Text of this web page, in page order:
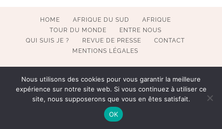
HOME AFRIQUE DU SUD
AFRIQUE
TOUR DU MONDE
ENTRE NOUS
QUI SUIS JE ?
REVUE DE PRESSE
CONTACT
MENTIONS LÉGALES
COPYRIGHT 2017-2023 POESY BY SOPHIE. ALL RIGHTS
RESERVED. WEBMASTER BECATEK.
Nous utilisons des cookies pour vous garantir la meilleure
expérience sur notre site web. Si vous continuez à utiliser ce
site, nous supposerons que vous en êtes satisfait.
OK